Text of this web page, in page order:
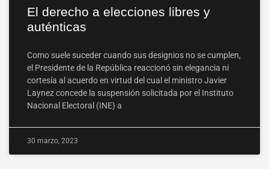
El derecho a elecciones libres y
auténticas
Como suele suceder cuando sus designios no se cumplen,
el Presidente de la República reaccionó sin elegancia ni
cortesía al acuerdo en virtud del cual el ministro Javier
Laynez concede la suspensión solicitada por el Instituto
Nacional Electoral (INE) a
30 marzo, 2023